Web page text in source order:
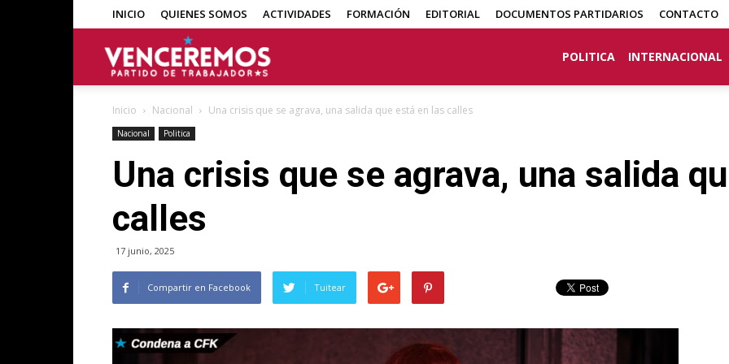
INICIO QUIENES SOMOS ACTIVIDADES FORMACIÓN EDITORIAL DOCUMENTOS PARTIDARIOS CONTACTO
POLITICA INTERNACIONAL
Inicio Nacional Una crisis que se agrava, una salida que está en las calles
Nacional Politica
Una crisis que se agrava, una salida
calles
17 junio, 2025
Compartir en Facebook Tuitear